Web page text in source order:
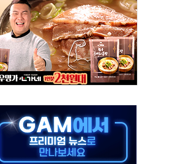
정청래 41.94% 송영길 7.76%
음 잇는 시간 되길"
고 앞두고 막판 셈법
이틀만에 철거
대 33% 감축
9.4%↓…유통업계 양극화 심화
통령 취임식 참석
비...호우 피해 없어